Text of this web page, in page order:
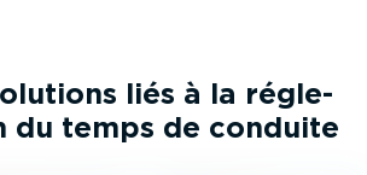
liés à la régle­
du temps de conduite